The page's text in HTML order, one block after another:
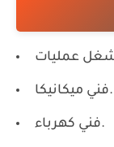
فني ميكانيكا.
فني كهرباء.